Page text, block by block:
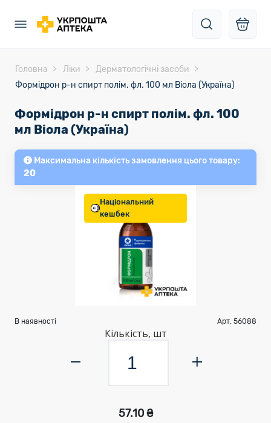
Головна Ліки
Дерматологічні засоби
Формідрон р-н спирт полім. фл. 100 мл Віола (Україна)
Формідрон р-н спирт полім. фл. 100
мл Віола (Україна)
Максимальна кількість замовлення цього товару:
20
Національний
кешбек
В наявності Арт. 56088
Кількість, шт
57.10 ₴